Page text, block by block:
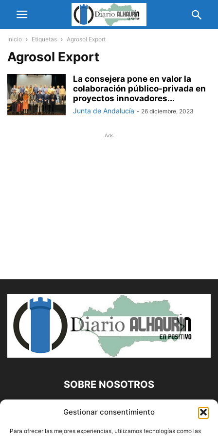
Gestionar consentimiento
Para ofrecer las mejores experiencias, utilizamos tecnologías como las
Inicio Etiquetas Agrosol Export
Agrosol Export
La consejera pone en valor la
colaboración público-privada en
proyectos innovadores...
Junta de Andalucía - 26 diciembre, 2023
Ads
SOBRE NOSOTROS
Diario Alhaurín (www.alhaurindelatorre.com) Propiedad de
Francisco E. López López | 639 95 71 95 | Noticias de
Alhaurín de la Torre, Málaga y Provincia|